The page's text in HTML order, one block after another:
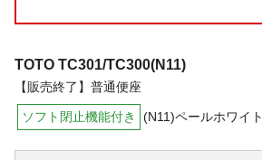
TOTO TC301/TC300(N11)
【販売終了】普通便座
ソフト閉止機能付き (N11)ペールホワイト